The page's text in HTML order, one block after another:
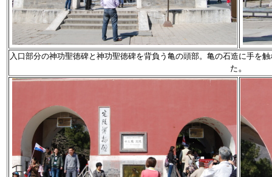
入口部分の神功聖徳碑と神功聖徳碑を背負う亀の頭部。亀の石造に手を
た 。